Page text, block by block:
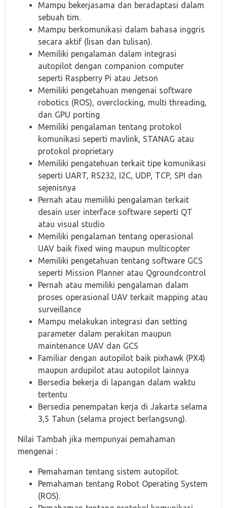
Mampu bekerjasama dan beradaptasi dalam
sebuah tim.
Mampu berkomunikasi dalam bahasa inggris
secara aktif (lisan dan tulisan).
Memiliki pengalaman dalam integrasi
autopilot dengan companion computer
seperti Raspberry Pi atau Jetson
Memiliki pengetahuan mengenai software
robotics (ROS), overclocking, multi threading,
dan GPU porting
Memiliki pengalaman tentang protokol
komunikasi seperti mavlink, STANAG atau
protokol proprietary
Memiliki pengatehuan terkait tipe komunikasi
seperti UART, RS232, I2C, UDP, TCP, SPI dan
sejenisnya
Pernah atau memiliki pengalaman terkait
desain user interface software seperti QT
atau visual studio
Memiliki pengalaman tentang operasional
UAV baik fixed wing maupun multicopter
Memiliki pengetahuan tentang software GCS
seperti Mission Planner atau Qgroundcontrol
Pernah atau memiliki pengalaman dalam
proses operasional UAV terkait mapping atau
surveillance
Mampu melakukan integrasi dan setting
parameter dalam perakitan maupun
maintenance UAV dan GCS
Familiar dengan autopilot baik pixhawk (PX4)
maupun ardupilot atau autopilot lainnya
Bersedia bekerja di lapangan dalam waktu
tertentu
Bersedia penempatan kerja di Jakarta selama
3,5 Tahun (selama project berlangsung).
Nilai Tambah jika mempunyai pemahaman
mengenai :
Pemahaman tentang sistem autopilot.
Pemahaman tentang Robot Operating System
(ROS).